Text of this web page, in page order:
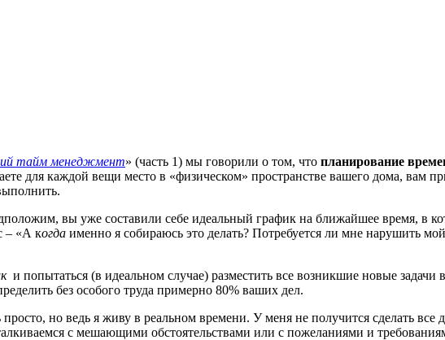
тайм менеджмент» (часть 1) мы говорили о том, что планирование
для каждой вещи место в «физическом» пространстве вашего дома, вам
вы уже составили себе идеальный график на ближайшее время, в
– «А когда именно я собираюсь это делать? Потребуется ли мне нарушить
и попытаться (в идеальном случае) разместить все возникшие новые
без особого труда примерно 80% ваших дел.
но ведь я живу в реальном времени. У меня не получится сделать все
с мешающими обстоятельствами или с пожеланиями и